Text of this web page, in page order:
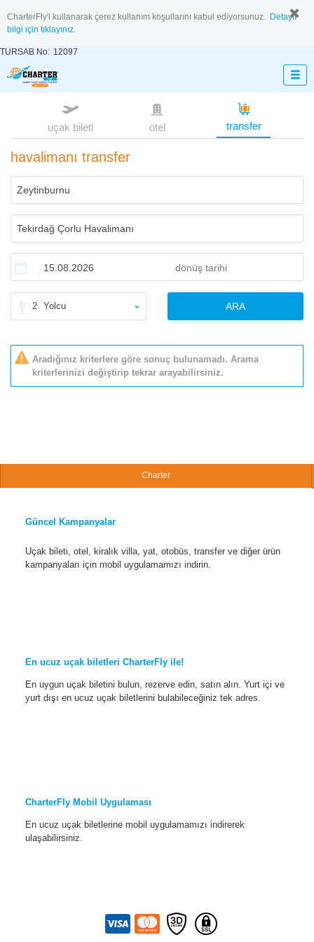
CharterFly'i kullanarak çerez kullanım koşullarını kabul ediyorsunuz. Detaylı
bilgi için tıklayınız.
TURSAB No: 12097
uçak bileti otel transfer
havalimanı transfer
2 Yolcu ARA
Aradığınız kriterlere göre sonuç bulunamadı. Arama
kriterlerinizi değiştirip tekrar arayabilirsiniz.
Charter
Güncel Kampanyalar
Uçak bileti, otel, kiralık villa, yat, otobüs, transfer ve diğer ürün
kampanyaları için mobil uygulamamızı indirin.
En ucuz uçak biletleri CharterFly ile!
En uygun uçak biletini bulun, rezerve edin, satın alın. Yurt içi ve
yurt dışı en ucuz uçak biletlerini bulabileceğiniz tek adres.
CharterFly Mobil Uygulaması
En ucuz uçak biletlerine mobil uygulamamızı indirerek
ulaşabilirsiniz.